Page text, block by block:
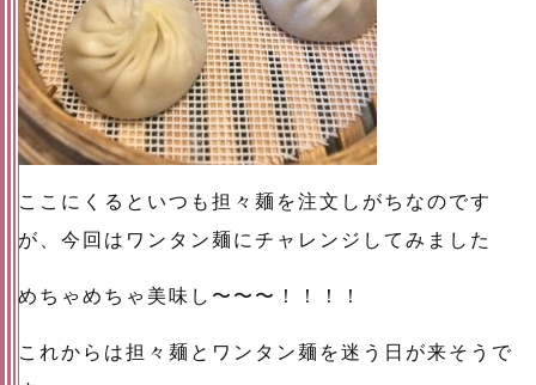
ここにくるといつも担々麺を注文しがちなのです
が、今回はワンタン麺にチャレンジしてみました
めちゃめちゃ美味し〜〜〜！！！！
これからは担々麺とワンタン麺を迷う日が来そうで